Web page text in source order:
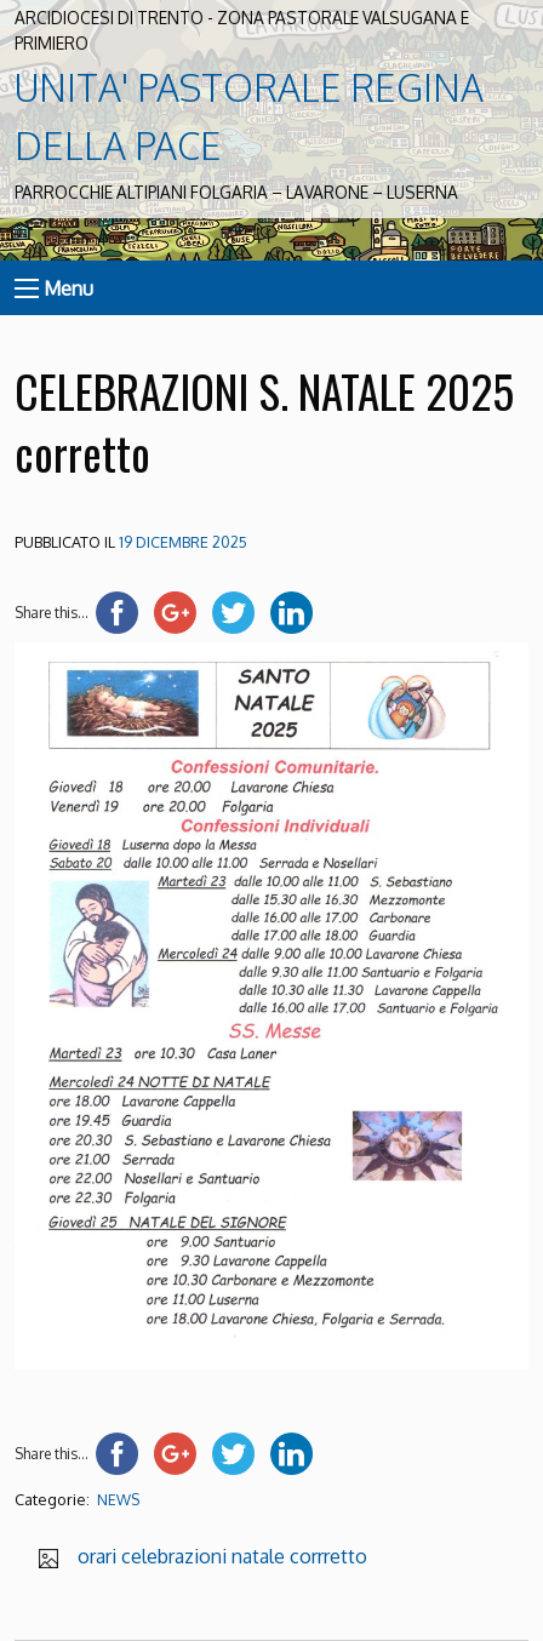
ARCIDIOCESI DI TRENTO - ZONA PASTORALE VALSUGANA E
PRIMIERO
UNITA' PASTORALE REGINA
DELLA PACE
PARROCCHIE ALTIPIANI FOLGARIA – LAVARONE – LUSERNA
Menu
CELEBRAZIONI S. NATALE 2025
corretto
PUBBLICATO IL19 DICEMBRE 2025
Share this...
Share this...
Categorie: NEWS
orari celebrazioni natale corrretto